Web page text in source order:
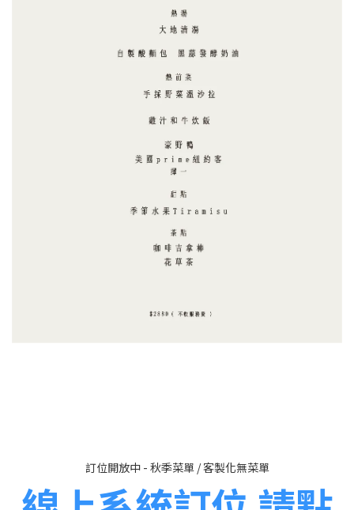
訂位開放中 - 秋季菜單 / 客製化無菜單